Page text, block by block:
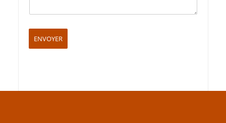
ENVOYER